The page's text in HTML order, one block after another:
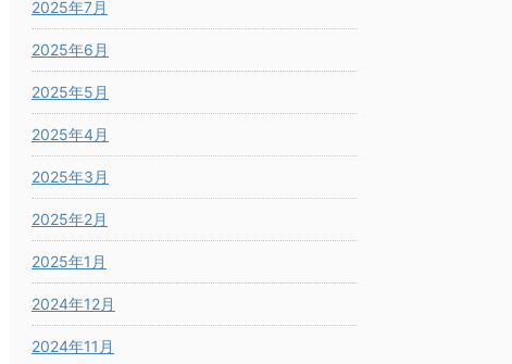
2025年7月
2025年6月
2025年5月
2025年4月
2025年3月
2025年2月
2025年1月
2024年12月
2024年11月